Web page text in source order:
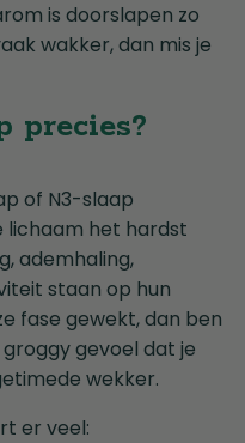
is doorslapen zo
wakker, dan mis je
precies?
of N3-slaap
lichaam het hardst
ademhaling,
staan op hun
fase gewekt, dan ben
gevoel dat je
wekker.
er veel: